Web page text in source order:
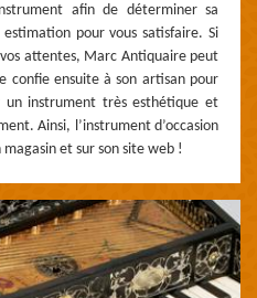
afin de déterminer sa
pour vous satisfaire. Si
attentes, Marc Antiquaire peut
confie ensuite à son artisan pour
un instrument très esthétique et
Ainsi, l’instrument d’occasion
et sur son site web !